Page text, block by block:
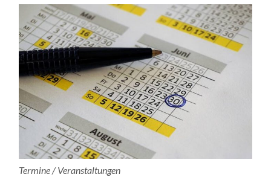
Termine / Veranstaltungen